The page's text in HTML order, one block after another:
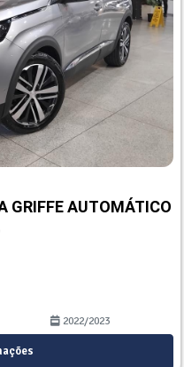
GRIFFE AUTOMÁTICO
2022/2023